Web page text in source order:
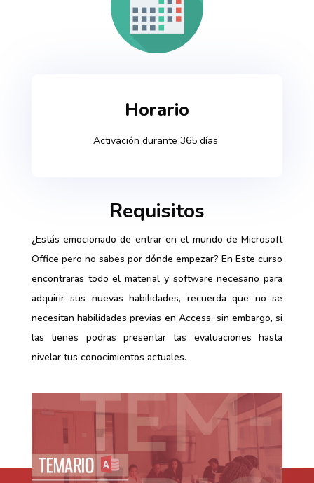
Horario
Activación durante 365 días
Requisitos
¿Estás emocionado de entrar en el mundo de Microsoft
Office pero no sabes por dónde empezar? En Este curso
encontraras todo el material y software necesario para
adquirir sus nuevas habilidades, recuerda que no se
necesitan habilidades previas en Access, sin embargo, si
las tienes podras presentar las evaluaciones hasta
nivelar tus conocimientos actuales.